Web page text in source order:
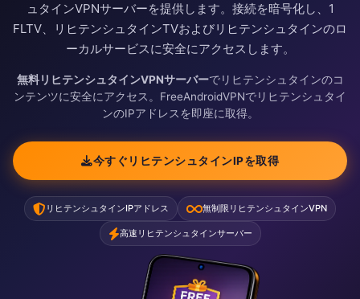
ュタインVPNサーバーを提供します。接続を暗号化し、1
FLTV、リヒテンシュタインTVおよびリヒテンシュタインのロ
ーカルサービスに安全にアクセスします。
無料リヒテンシュタインVPNサーバーでリヒテンシュタインのコ
ンテンツに安全にアクセス。FreeAndroidVPNでリヒテンシュタイ
ンのIPアドレスを即座に取得。
今すぐリヒテンシュタインIPを取得
リヒテンシュタインIPアドレス 無制限リヒテンシュタインVPN
高速リヒテンシュタインサーバー